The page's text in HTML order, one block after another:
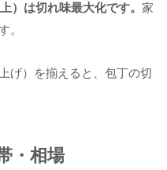
）は切れ味最大化です。 家
。
げ）を揃えると、包丁の切
・相場